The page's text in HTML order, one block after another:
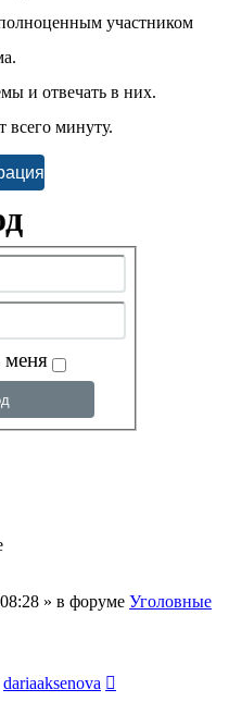
полноценным участником
и отвечать в них.
всего минуту.
меня
» в форуме Уголовные
dariaaksenova